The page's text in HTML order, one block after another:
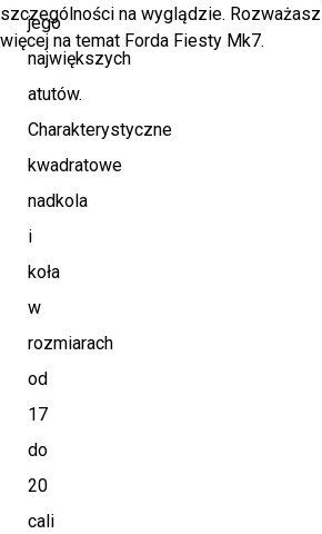
jego
największych
atutów.
Charakterystyczne
kwadratowe
nadkola
i
koła
w
rozmiarach
od
17
do
20
cali
szczególności na wyglądzie.
więcej na temat Forda Fiesty Mk7.